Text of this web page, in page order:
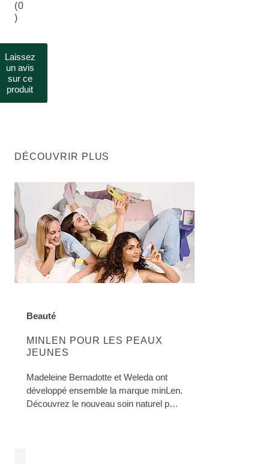
(0
)
Laissez
un avis
sur ce
produit
DÉCOUVRIR PLUS
MINLEN POUR LES PEAUX
JEUNES
EN SAVOIR PLUS SUR CETTE CATÉGORIE:
Beauté
Madeleine Bernadotte et Weleda ont
développé ensemble la marque minLen.
Découvrez le nouveau soin naturel pour